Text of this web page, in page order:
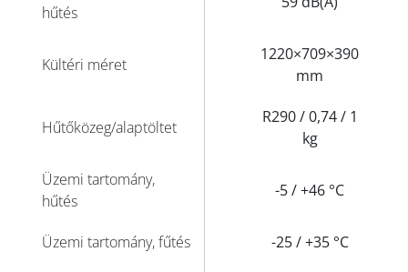
hűtés
Kültéri méret
1220×709×390
mm
Hűtőközeg/alaptöltet
R290 / 0,74 / 1
kg
Üzemi tartomány,
hűtés
-5 / +46 °C
Üzemi tartomány, fűtés -25 / +35 °C